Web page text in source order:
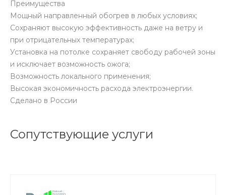
Преимущества
Мощный направленный обогрев в любых условиях;
Сохраняют высокую эффективность даже на ветру и
при отрицательных температурах;
Установка на потолке сохраняет свободу рабочей зоны
и исключает возможность ожога;
Возможность локального применения;
Высокая экономичность расхода электроэнергии.
Сделано в России
Сопутствующие услуги